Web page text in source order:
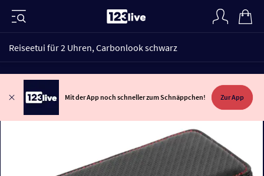
Reiseetui für 2 Uhren, Carbonlook schwarz
Mit der App noch schneller zum Schnäppchen! Zur App